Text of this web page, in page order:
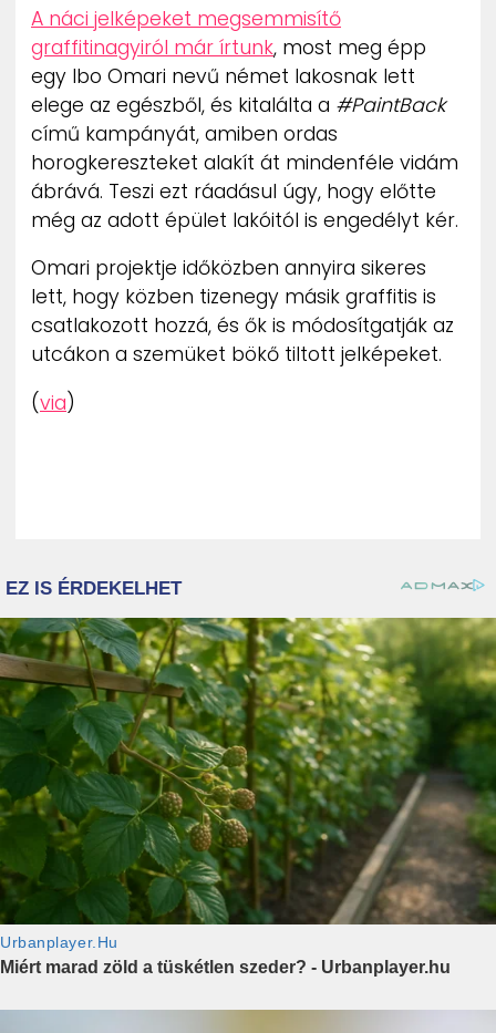
A náci jelképeket megsemmisítő
graffitinagyiról már írtunk, most meg épp
egy Ibo Omari nevű német lakosnak lett
elege az egészből, és kitalálta a #PaintBack
című kampányát, amiben ordas
horogkereszteket alakít át mindenféle vidám
ábrává. Teszi ezt ráadásul úgy, hogy előtte
még az adott épület lakóitól is engedélyt kér.
Omari projektje időközben annyira sikeres
lett, hogy közben tizenegy másik graffitis is
csatlakozott hozzá, és ők is módosítgatják az
utcákon a szemüket bökő tiltott jelképeket.
(via)